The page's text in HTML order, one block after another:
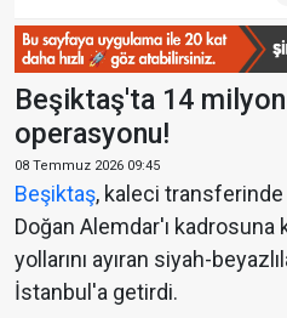
Beşiktaş'ta 14
operasyonu!
08 Temmuz 2026 09:45
Beşiktaş, kaleci
Doğan Alemdar'ı kadrosuna
yollarını ayıran siyah-
İstanbul'a getirdi.